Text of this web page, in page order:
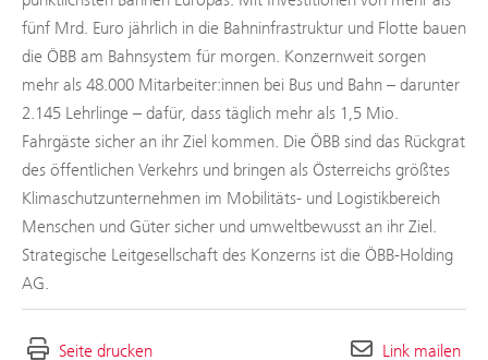
fünf Mrd. Euro jährlich in die Bahninfrastruktur und Flotte bauen
die ÖBB am Bahnsystem für morgen. Konzernweit sorgen
mehr als 48.000 Mitarbeiter:innen bei Bus und Bahn – darunter
2.145 Lehrlinge – dafür, dass täglich mehr als 1,5 Mio.
Fahrgäste sicher an ihr Ziel kommen. Die ÖBB sind das Rückgrat
des öffentlichen Verkehrs und bringen als Österreichs größtes
Klimaschutzunternehmen im Mobilitäts- und Logistikbereich
Menschen und Güter sicher und umweltbewusst an ihr Ziel.
Strategische Leitgesellschaft des Konzerns ist die ÖBB-Holding
AG.
Seite drucken Link mailen